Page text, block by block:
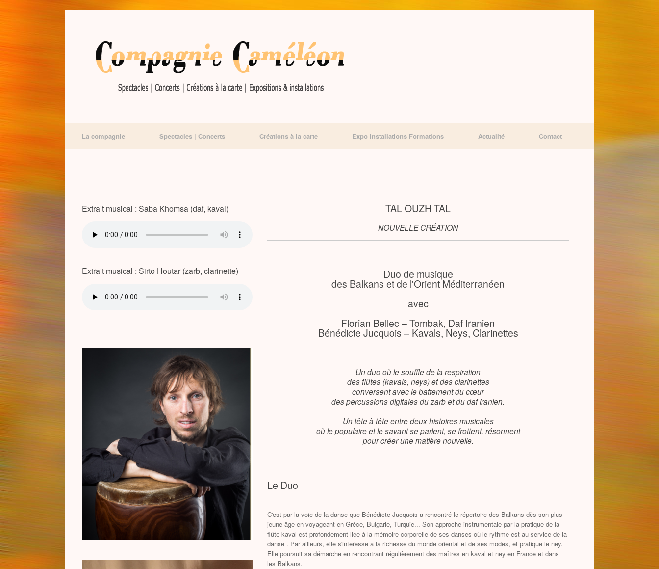
La compagnie Spectacles | Concerts Créations à la carte Expo Installations Formations Actualité Contact
Extrait musical : Saba Khomsa (daf, kaval)
Extrait musical : Sirto Houtar (zarb, clarinette)
TAL OUZH TAL
NOUVELLE CRÉATION
Duo de musique
des Balkans et de l'Orient Méditerranéen
avec
Florian Bellec – Tombak, Daf Iranien
Bénédicte Jucquois – Kavals, Neys, Clarinettes
Un duo où le souffle de la respiration
des flûtes (kavals, neys) et des clarinettes
conversent avec le battement du cœur
des percussions digitales du zarb et du daf iranien.
Un tête à tête entre deux histoires musicales
où le populaire et le savant se parlent, se frottent, résonnent
pour créer une matière nouvelle.
Le Duo
C'est par la voie de la danse que Bénédicte Jucquois a rencontré le répertoire des Balkans dès son plus
jeune âge en voyageant en Grèce, Bulgarie, Turquie... Son approche instrumentale par la pratique de la
flûte kaval est profondement liée à la mémoire corporelle de ses danses où le rythme est au service de la
danse . Par ailleurs, elle s'intéresse à la richesse du monde oriental et de ses modes, et pratique le ney.
Elle poursuit sa démarche en rencontrant régulièrement des maîtres en kaval et ney en France et dans
les Balkans.